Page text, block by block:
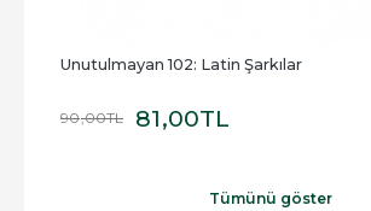
Unutulmayan 102: Latin Şarkılar
90,00TL 81,00TL
Tümünü göster